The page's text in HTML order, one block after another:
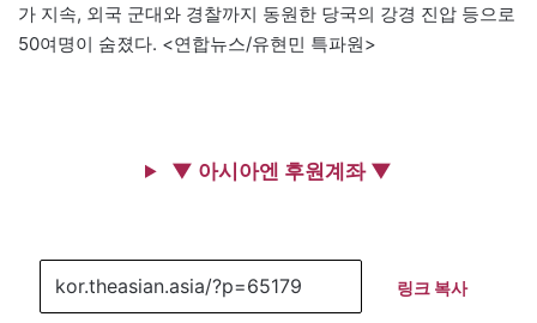
가 지속, 외국 군대와 경찰까지 동원한 당국의 강경 진압 등으로
50여명이 숨졌다. <연합뉴스/유현민 특파원>
▼ 아시아엔 후원계좌 ▼
링크 복사